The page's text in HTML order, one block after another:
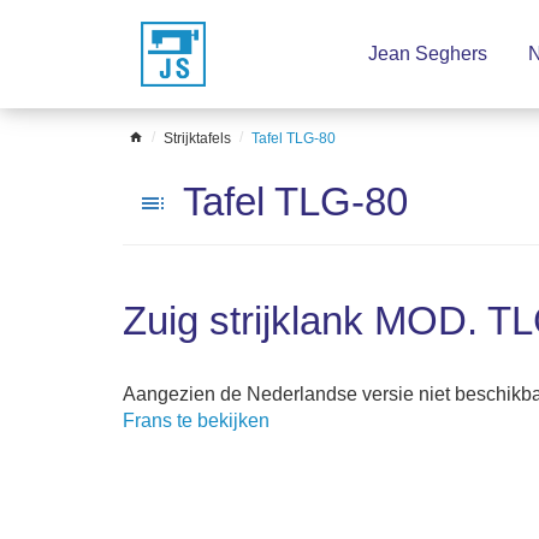
Sla
Jean Seghers
home Strijktafels Tafel TLG-80
toc Tafel TLG-80
Zuig strijklank MOD.
Aangezien de Nederlandse versie niet
Frans te bekijken